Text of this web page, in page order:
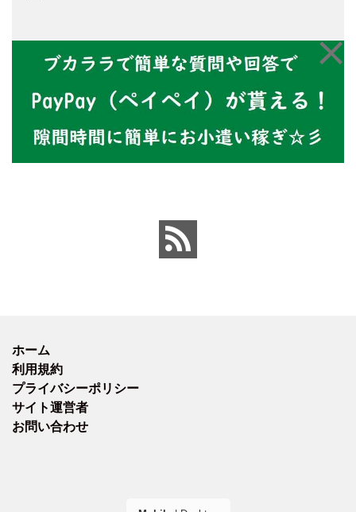
ホーム
利用規約
プライバシーポリシー
サイト運営者
お問い合わせ